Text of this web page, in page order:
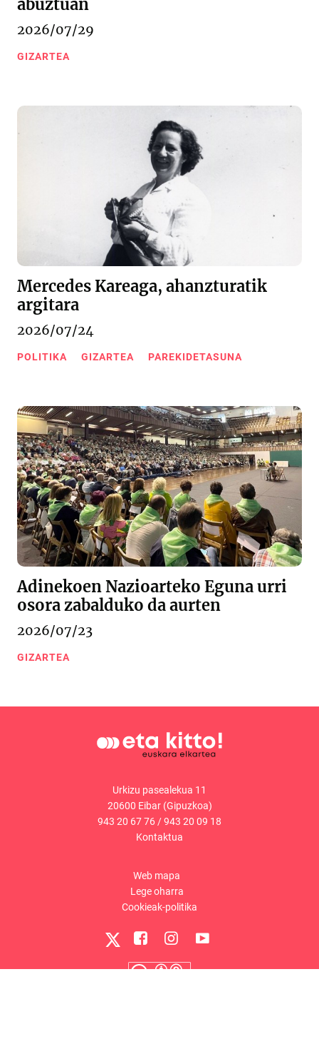
abuztuan
2026/07/29
GIZARTEA
Mercedes Kareaga, ahanzturatik
argitara
2026/07/24
POLITIKA GIZARTEA PAREKIDETASUNA
Adinekoen Nazioarteko Eguna urri
osora zabalduko da aurten
2026/07/23
GIZARTEA
Urkizu pasealekua 11
20600 Eibar (Gipuzkoa)
943 20 67 76/943 20 09 18
Kontaktua
Web mapa
Lege oharra
Cookieak-politika